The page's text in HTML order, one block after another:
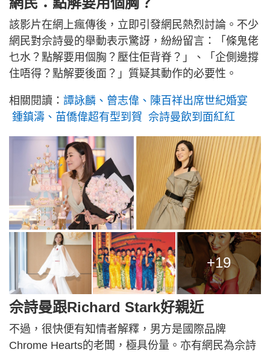
該影片在網上瘋傳後，立即引發網民熱烈討論。不少
網民對佘詩曼的舉動表示驚訝，紛紛留言：「條鬼佬
乜水？點解要用個胸？壓住佢背脊？」、「企側邊撐
住唔得？點解要後面？」質疑其動作的必要性。
相關閱讀： 譚詠麟、曾志偉、陳百祥出席世紀婚宴
鍾鎮濤、苗僑偉超有型到賀 佘詩曼飲到面紅紅
+19
佘詩曼跟Richard Stark好親近
不過，很快便有知情者解釋，男方是國際品牌
Chrome Hearts的老闆，極具份量。亦有網民為佘詩